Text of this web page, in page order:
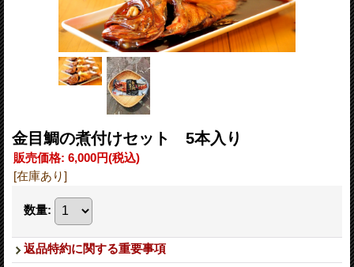
金目鯛の煮付けセット 5本入り
販売価格: 6,000円(税込)
[在庫あり]
数量:
返品特約に関する重要事項